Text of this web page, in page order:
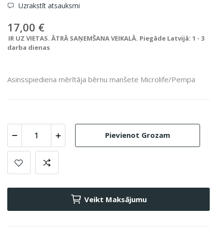
Uzrakstīt atsauksmi
17,00 €
IR UZ VIETAS. ĀTRĀ SAŅEMŠANA VEIKALĀ. Piegāde Latvijā: 1 - 3
darba dienas
Asinsspiediena mērītāja bērnu manšete Microlife/Pempa
Pievienot Grozam
Veikt Maksājumu